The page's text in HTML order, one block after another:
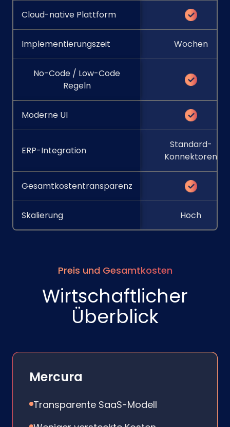
Cloud-native Plattform
Implementierungszeit Wochen
No-Code / Low-Code
Regeln
Moderne UI
ERP-Integration
Standard-
Konnektoren
Gesamtkostentransparenz
Skalierung Hoch
Preis und Gesamtkosten
Wirtschaftlicher
Überblick
Mercura
Transparente SaaS-Modell